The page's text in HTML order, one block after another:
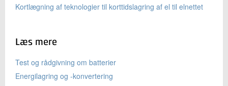
Kortlægning af teknologier til korttidslagring af el til elnettet
Læs mere
Test og rådgivning om batterier
Energilagring og -konvertering